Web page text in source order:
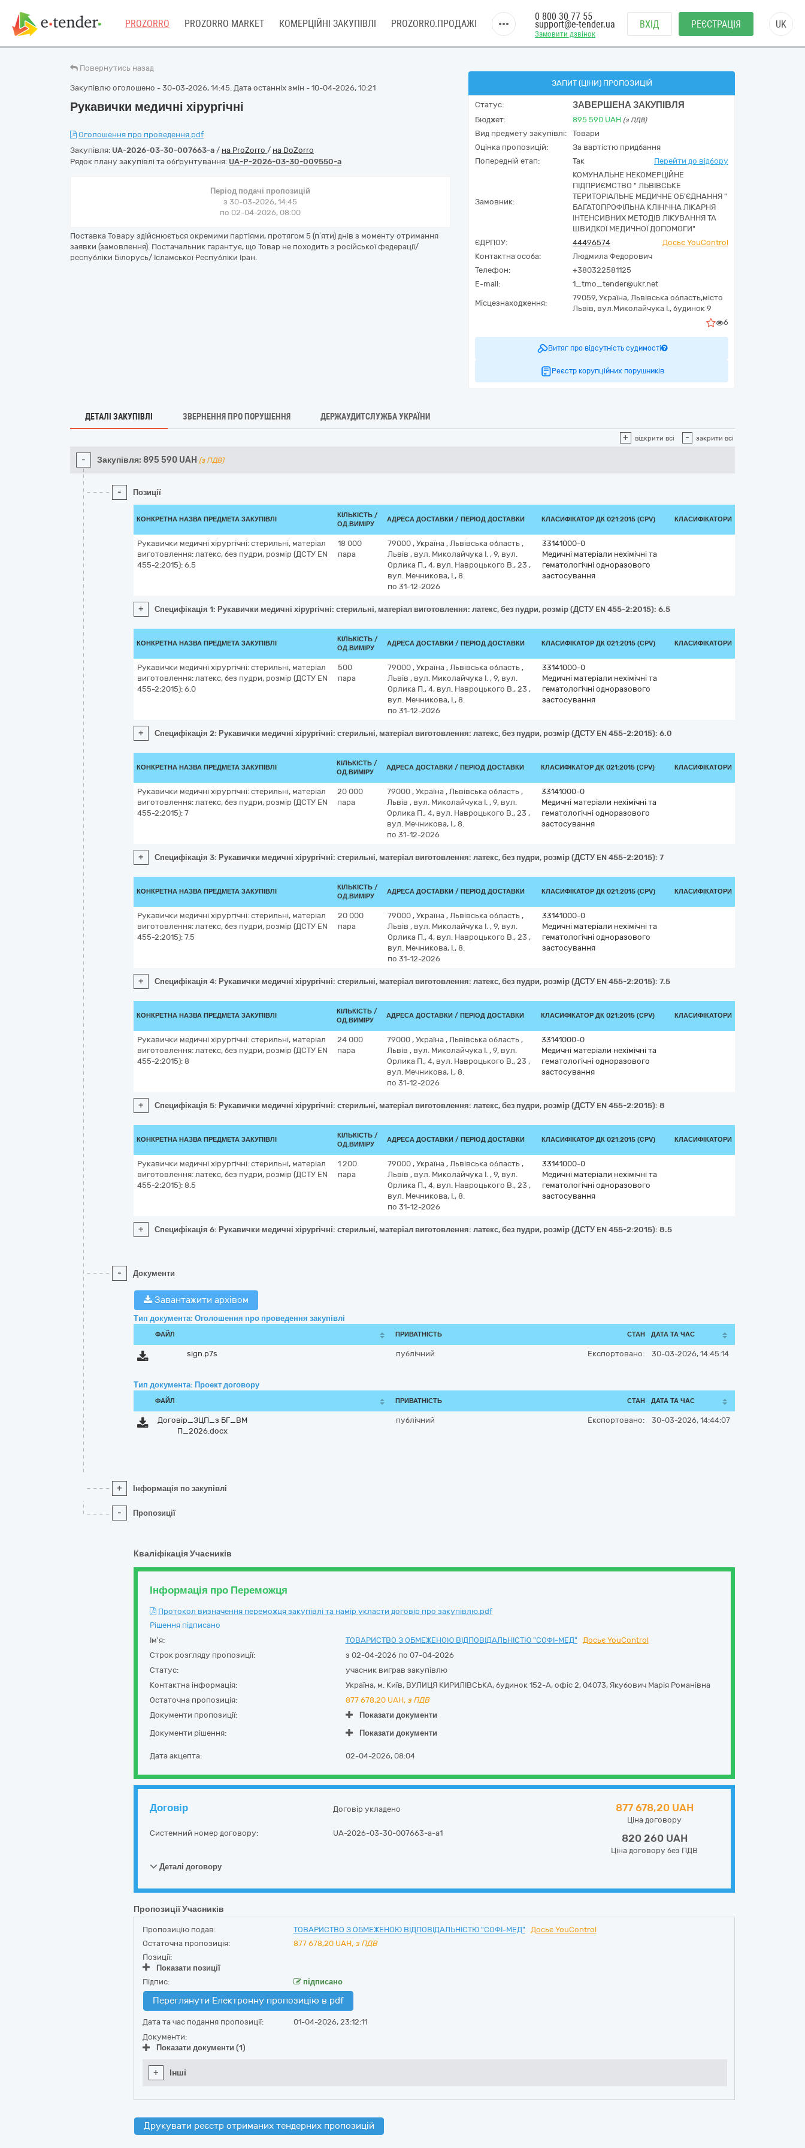
PROZORRO PROZORRO MARKET КОМЕРЦІЙНІ ЗАКУПІВЛІ PROZORRO.ПРОДАЖІ
Замовити дзвінок
0 800 30 77 55
support@e-tender.ua ВХІД РЕЄСТРАЦІЯ UK
Повернутись назад
Закупівлю оголошено - 30-03-2026, 14:45. Дата останніх змін - 10-04-2026, 10:21
Рукавички медичні хірургічні
Оголошення про проведення.pdf
Закупівля: UA-2026-03-30-007663-a / на ProZorro / на DoZorro
Рядок плану закупівлі та обґрунтування: UA-P-2026-03-30-009550-a
Період подачі пропозицій
з 30-03-2026, 14:45
по 02-04-2026, 08:00
Поставка Товару здійснюється окремими партіями, протягом 5 (п’яти) днів з моменту отримання
заявки (замовлення). Постачальник гарантує, що Товар не походить з російської федерації/
республіки Білорусь/ Ісламської Республіки Іран.
ЗАПИТ (ЦІНИ) ПРОПОЗИЦІЙ
Статус: ЗАВЕРШЕНА ЗАКУПІВЛЯ
Бюджет: 895 590 UAH (з ПДВ)
Вид предмету закупівлі:
Товари
Оцінка пропозицій:
За вартістю придбання
Попередній етап:
Так Перейти до відбору
Замовник:
КОМУНАЛЬНЕ НЕКОМЕРЦІЙНЕ
ПІДПРИЄМСТВО " ЛЬВІВСЬКЕ
ТЕРИТОРІАЛЬНЕ МЕДИЧНЕ ОБ'ЄДНАННЯ "
БАГАТОПРОФІЛЬНА КЛІНІЧНА ЛІКАРНЯ
ІНТЕНСИВНИХ МЕТОДІВ ЛІКУВАННЯ ТА
ШВИДКОЇ МЕДИЧНОЇ ДОПОМОГИ"
ЄДРПОУ:
44496574
Досьє YouControl
Контактна особа:
Людмила Федорович
Телефон:
+380322581125
E-mail:
1_tmo_tender@ukr.net
Місцезнаходження:
79059, Україна, Львівська область,місто
Львів, вул.Миколайчука І., будинок 9
6
Витяг про відсутність судимості
Реєстр корупційних порушників
ДЕТАЛІ ЗАКУПІВЛІ ЗВЕРНЕННЯ ПРО ПОРУШЕННЯ ДЕРЖАУДИТСЛУЖБА УКРАЇНИ
+ відкрити всі - закрити всі
- Закупівля: 895 590 UAH (з ПДВ)
- Позиції
КОНКРЕТНА НАЗВА ПРЕДМЕТА ЗАКУПІВЛІ
КІЛЬКІСТЬ /
ОД.ВИМІРУ
АДРЕСА ДОСТАВКИ / ПЕРІОД ДОСТАВКИ КЛАСИФІКАТОР ДК 021:2015 (CPV) КЛАСИФІКАТОРИ
Рукавички медичні хірургічні: стерильні, матеріал
виготовлення: латекс, без пудри, розмір (ДСТУ EN
455-2:2015): 6.5
18 000
пара
79000 , Україна , Львівська область ,
Львів , вул. Миколайчука І. , 9, вул.
Орлика П., 4, вул. Навроцького В., 23 ,
вул. Мечникова, І., 8.
по 31-12-2026
33141000-0
Медичні матеріали нехімічні та
гематологічні одноразового
застосування
+ Специфікація 1: Рукавички медичні хірургічні: стерильні, матеріал виготовлення: латекс, без пудри, розмір (ДСТУ EN 455-2:2015): 6.5
КОНКРЕТНА НАЗВА ПРЕДМЕТА ЗАКУПІВЛІ
КІЛЬКІСТЬ /
ОД.ВИМІРУ
АДРЕСА ДОСТАВКИ / ПЕРІОД ДОСТАВКИ КЛАСИФІКАТОР ДК 021:2015 (CPV) КЛАСИФІКАТОРИ
Рукавички медичні хірургічні: стерильні, матеріал
виготовлення: латекс, без пудри, розмір (ДСТУ EN
455-2:2015): 6.0
500
пара
79000 , Україна , Львівська область ,
Львів , вул. Миколайчука І. , 9, вул.
Орлика П., 4, вул. Навроцького В., 23 ,
вул. Мечникова, І., 8.
по 31-12-2026
33141000-0
Медичні матеріали нехімічні та
гематологічні одноразового
застосування
+ Специфікація 2: Рукавички медичні хірургічні: стерильні, матеріал виготовлення: латекс, без пудри, розмір (ДСТУ EN 455-2:2015): 6.0
КОНКРЕТНА НАЗВА ПРЕДМЕТА ЗАКУПІВЛІ
КІЛЬКІСТЬ /
ОД.ВИМІРУ
АДРЕСА ДОСТАВКИ / ПЕРІОД ДОСТАВКИ КЛАСИФІКАТОР ДК 021:2015 (CPV) КЛАСИФІКАТОРИ
Рукавички медичні хірургічні: стерильні, матеріал
виготовлення: латекс, без пудри, розмір (ДСТУ EN
455-2:2015): 7
20 000
пара
79000 , Україна , Львівська область ,
Львів , вул. Миколайчука І. , 9, вул.
Орлика П., 4, вул. Навроцького В., 23 ,
вул. Мечникова, І., 8.
по 31-12-2026
33141000-0
Медичні матеріали нехімічні та
гематологічні одноразового
застосування
+ Специфікація 3: Рукавички медичні хірургічні: стерильні, матеріал виготовлення: латекс, без пудри, розмір (ДСТУ EN 455-2:2015): 7
КОНКРЕТНА НАЗВА ПРЕДМЕТА ЗАКУПІВЛІ
КІЛЬКІСТЬ /
ОД.ВИМІРУ
АДРЕСА ДОСТАВКИ / ПЕРІОД ДОСТАВКИ КЛАСИФІКАТОР ДК 021:2015 (CPV) КЛАСИФІКАТОРИ
Рукавички медичні хірургічні: стерильні, матеріал
виготовлення: латекс, без пудри, розмір (ДСТУ EN
455-2:2015): 7.5
20 000
пара
79000 , Україна , Львівська область ,
Львів , вул. Миколайчука І. , 9, вул.
Орлика П., 4, вул. Навроцького В., 23 ,
вул. Мечникова, І., 8.
по 31-12-2026
33141000-0
Медичні матеріали нехімічні та
гематологічні одноразового
застосування
+ Специфікація 4: Рукавички медичні хірургічні: стерильні, матеріал виготовлення: латекс, без пудри, розмір (ДСТУ EN 455-2:2015): 7.5
КОНКРЕТНА НАЗВА ПРЕДМЕТА ЗАКУПІВЛІ
КІЛЬКІСТЬ /
ОД.ВИМІРУ
АДРЕСА ДОСТАВКИ / ПЕРІОД ДОСТАВКИ КЛАСИФІКАТОР ДК 021:2015 (CPV) КЛАСИФІКАТОРИ
Рукавички медичні хірургічні: стерильні, матеріал
виготовлення: латекс, без пудри, розмір (ДСТУ EN
455-2:2015): 8
24 000
пара
79000 , Україна , Львівська область ,
Львів , вул. Миколайчука І. , 9, вул.
Орлика П., 4, вул. Навроцького В., 23 ,
вул. Мечникова, І., 8.
по 31-12-2026
33141000-0
Медичні матеріали нехімічні та
гематологічні одноразового
застосування
+ Специфікація 5: Рукавички медичні хірургічні: стерильні, матеріал виготовлення: латекс, без пудри, розмір (ДСТУ EN 455-2:2015): 8
КОНКРЕТНА НАЗВА ПРЕДМЕТА ЗАКУПІВЛІ
КІЛЬКІСТЬ /
ОД.ВИМІРУ
АДРЕСА ДОСТАВКИ / ПЕРІОД ДОСТАВКИ КЛАСИФІКАТОР ДК 021:2015 (CPV) КЛАСИФІКАТОРИ
Рукавички медичні хірургічні: стерильні, матеріал
виготовлення: латекс, без пудри, розмір (ДСТУ EN
455-2:2015): 8.5
1 200
пара
79000 , Україна , Львівська область ,
Львів , вул. Миколайчука І. , 9, вул.
Орлика П., 4, вул. Навроцького В., 23 ,
вул. Мечникова, І., 8.
по 31-12-2026
33141000-0
Медичні матеріали нехімічні та
гематологічні одноразового
застосування
+ Специфікація 6: Рукавички медичні хірургічні: стерильні, матеріал виготовлення: латекс, без пудри, розмір (ДСТУ EN 455-2:2015): 8.5
- Документи
Завантажити архівом
Тип документа: Оголошення про проведення закупівлі
ФАЙЛ ПРИВАТНІСТЬ СТАН ДАТА ТА ЧАС
sign.p7s публічний Експортовано: 30-03-2026, 14:45:14
Тип документа: Проект договору
ФАЙЛ ПРИВАТНІСТЬ СТАН ДАТА ТА ЧАС
Договір_ЗЦП_з БГ_ВМ
П_2026.docx
публічний Експортовано: 30-03-2026, 14:44:07
+ Інформація по закупівлі
- Пропозиції
Кваліфікація Учасників
Інформація про Переможця
Протокол визначення переможця закупівлі та намір укласти договір про закупівлю.pdf
Рішення підписано
Ім'я:
ТОВАРИСТВО З ОБМЕЖЕНОЮ ВІДПОВІДАЛЬНІСТЮ "СОФІ-МЕД"
Досьє YouControl
Строк розгляду пропозиції:
з 02-04-2026 по 07-04-2026
Статус:
учасник виграв закупівлю
Контактна інформація:
Україна, м. Київ, ВУЛИЦЯ КИРИЛІВСЬКА, будинок 152-А, офіс 2, 04073, Якубович Марія Романівна
Остаточна пропозиція:
877 678,20 UAH, з ПДВ
Документи пропозиції:
Показати документи
Документи рішення:
Показати документи
Дата акцепта: 02-04-2026, 08:04
Договір Договір укладено
Системний номер договору: UA-2026-03-30-007663-a-a1
877 678,20 UAH
Ціна договору
820 260 UAH
Ціна договору без ПДВ
Деталі договору
Пропозиції Учасників
Пропозицію подав: ТОВАРИСТВО З ОБМЕЖЕНОЮ ВІДПОВІДАЛЬНІСТЮ "СОФІ-МЕД"
Досьє YouControl
Остаточна пропозиція:
877 678,20 UAH, з ПДВ
Позиції:
Показати позиції
Підпис:
підписано
Переглянути Електронну пропозицію в pdf
Дата та час подання пропозиції:
01-04-2026, 23:12:11
Документи:
Показати документи (1)
+ Інші
Друкувати реєстр отриманих тендерних пропозицій